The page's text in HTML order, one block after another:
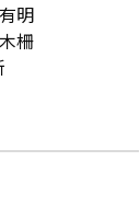
明
柵